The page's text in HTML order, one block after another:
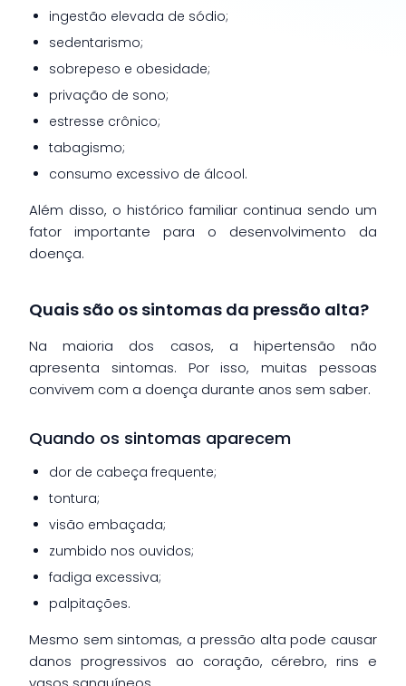
ingestão elevada de sódio;
sedentarismo;
sobrepeso e obesidade;
privação de sono;
estresse crônico;
tabagismo;
consumo excessivo de álcool.
Além disso, o histórico familiar continua sendo um
fator importante para o desenvolvimento da
doença.
Quais são os sintomas da pressão alta?
Na maioria dos casos, a hipertensão não
apresenta sintomas. Por isso, muitas pessoas
convivem com a doença durante anos sem saber.
Quando os sintomas aparecem
dor de cabeça frequente;
tontura;
visão embaçada;
zumbido nos ouvidos;
fadiga excessiva;
palpitações.
Mesmo sem sintomas, a pressão alta pode causar
danos progressivos ao coração, cérebro, rins e